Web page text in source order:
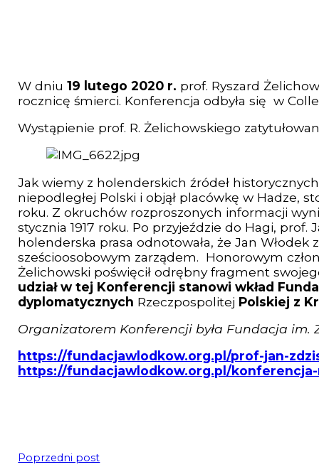
W dniu19 lutego 2020 r. prof. Ryszard
rocznicę śmierci. Konferencja odbyła się w
Wystąpienie prof. R. Żelichowskiego
Jak wiemy z holenderskich źródeł
niepodległej Polski i objął placówkę w Hadze,
roku. Z okruchów rozproszonych informacji
stycznia 1917 roku. Po przyjeździe do Hagi, prof.
holenderska prasa odnotowała, że Jan
sześcioosobowym zarządem. Honorowym
Żelichowski poświęcił odrębny fragment
udział w tej Konferencji stanowi wkład
dyplomatycznych Rzeczpospolitej Polskiej z
Organizatorem Konferencji była Fundacja im.
https://fundacjawlodkow.org.pl/prof-jan-
https://fundacjawlodkow.org.pl/
Poprzedni post